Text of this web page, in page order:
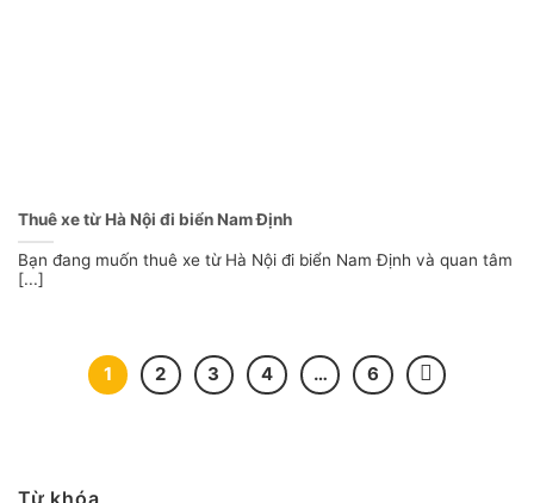
Thuê xe từ Hà Nội đi biển Nam Định
Bạn đang muốn thuê xe từ Hà Nội đi biển Nam Định và quan tâm
[...]
1 2 3 4 … 6